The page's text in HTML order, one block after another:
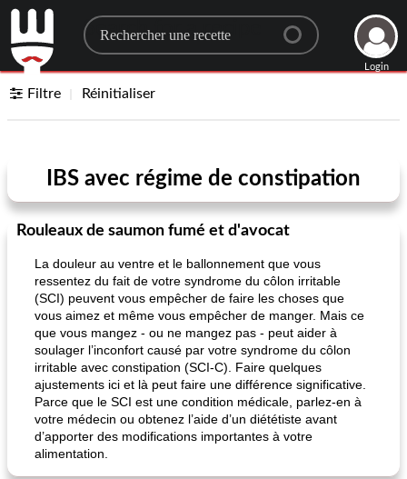
Search for a recipe
Login
Filtre Réinitialiser
IBS avec régime de constipation
Rouleaux de saumon fumé et d'avocat
La douleur au ventre et le ballonnement que vous
ressentez du fait de votre syndrome du côlon irritable
(SCI) peuvent vous empêcher de faire les choses que
vous aimez et même vous empêcher de manger. Mais ce
que vous mangez - ou ne mangez pas - peut aider à
soulager l’inconfort causé par votre syndrome du côlon
irritable avec constipation (SCI-C). Faire quelques
ajustements ici et là peut faire une différence significative.
Parce que le SCI est une condition médicale, parlez-en à
votre médecin ou obtenez l’aide d’un diététiste avant
d’apporter des modifications importantes à votre
alimentation.